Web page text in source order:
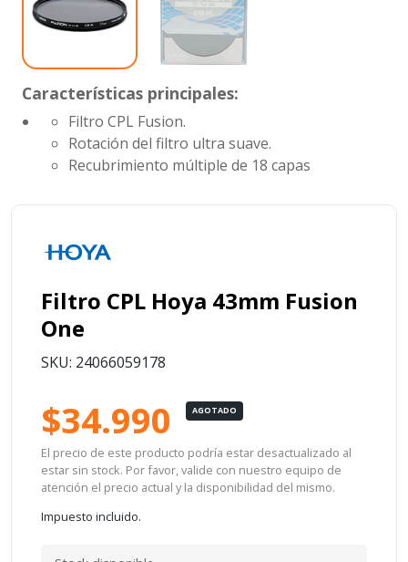
Características principales:
Filtro CPL Fusion.
Rotación del filtro ultra suave.
Recubrimiento múltiple de 18 capas
Filtro CPL Hoya 43mm Fusion
One
SKU: 24066059178
$34.990 AGOTADO
El precio de este producto podría estar desactualizado al
estar sin stock. Por favor, valide con nuestro equipo de
atención el precio actual y la disponibilidad del mismo.
Impuesto incluido.